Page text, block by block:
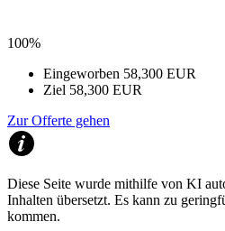
100%
Eingeworben 58,300 EUR
Ziel 58,300 EUR
Zur Offerte gehen
Diese Seite wurde mithilfe von KI
Inhalten übersetzt. Es kann zu
kommen.